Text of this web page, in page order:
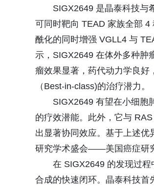
SIGX2649 是晶泰科技与
可同时靶向 TEAD 家族全部
酰化的同时增强 VGLL4 与
示，SIGX2649 在体外多种肿
瘤效果显著，药代动力学良好
（Best-in-class)的治疗潜力。
SIGX2649 有望在小细胞
的疗效潜能。此外，它与
出显著协同效应。基于上述
研究学术盛会——美国癌症研
在 SIGX2649 的发现过
合成的快速闭环。晶泰科技首